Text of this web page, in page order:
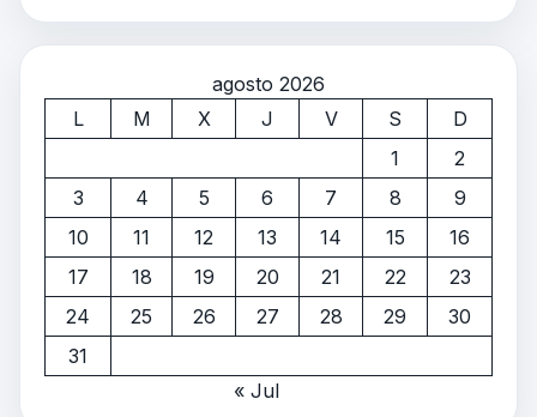
agosto 2026
L
M X J V S
D
1
2
3
4 5 6 7 8
9
10
11 12 13 14 15
16
17
18 19 20 21 22
23
24
25 26 27 28 29
30
31
« Jul